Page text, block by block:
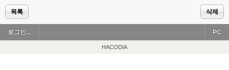
목록 삭제
로그인... PC
HACODIA